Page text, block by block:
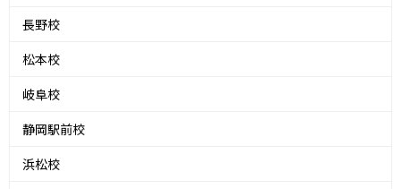
長野校
松本校
岐阜校
静岡駅前校
浜松校